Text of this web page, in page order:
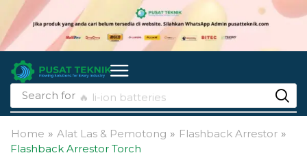
Search for 🔥 li-ion batteries
Home » Alat Las & Pemotong » Flashback Arrestor »
Flashback Arrestor Torch